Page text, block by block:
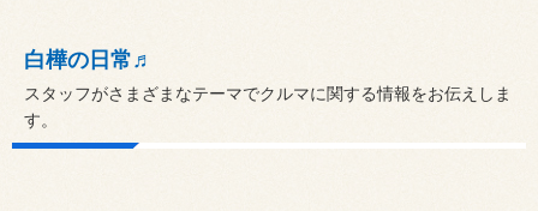
白樺の日常♬
スタッフがさまざまなテーマでクルマに関する情報をお伝えしま
す。